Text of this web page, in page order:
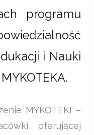
programu
i Nauki
MYKOTEKI –
oferującej